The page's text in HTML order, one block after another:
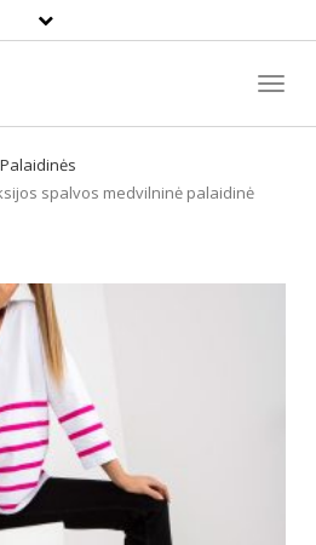
Paieška
Palaidinės
spalvos medvilninė palaidinė